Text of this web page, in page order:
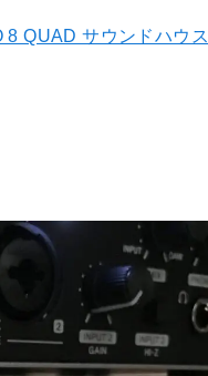
QUAD サウンドハウス